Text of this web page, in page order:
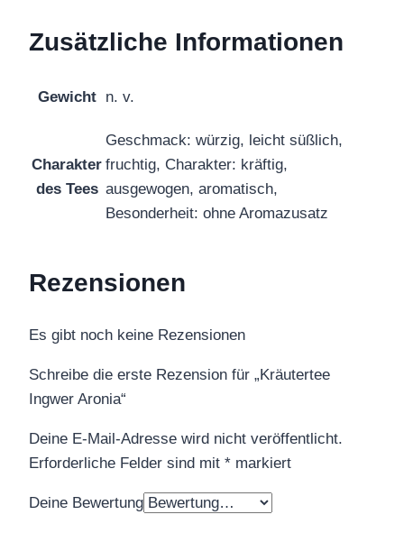
Zusätzliche Informationen
Gewicht n. v.
Charakter
des Tees
Geschmack: würzig, leicht süßlich,
fruchtig, Charakter: kräftig,
ausgewogen, aromatisch,
Besonderheit: ohne Aromazusatz
Rezensionen
Es gibt noch keine Rezensionen
Schreibe die erste Rezension für „Kräutertee
Ingwer Aronia“
Deine E-Mail-Adresse wird nicht veröffentlicht.
Erforderliche Felder sind mit * markiert
Deine Bewertung